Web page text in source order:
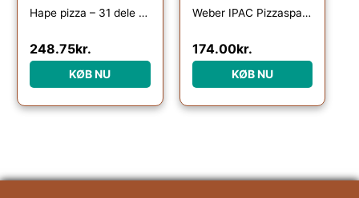
Hape pizza – 31 dele af træ og filt
248.75kr.
KØB NU
Weber IPAC Pizzaspade rustfrit stål
174.00kr.
KØB NU